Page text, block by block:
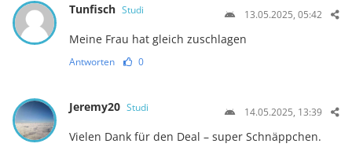
Tunfisch Studi 13.05.2025, 05:42
Meine Frau hat gleich zuschlagen
Antworten 0
Jeremy20 Studi 14.05.2025, 13:39
Vielen Dank für den Deal – super Schnäppchen.